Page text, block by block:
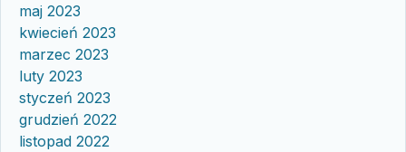
maj 2023
kwiecień 2023
marzec 2023
luty 2023
styczeń 2023
grudzień 2022
listopad 2022